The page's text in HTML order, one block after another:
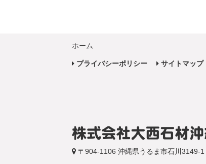
ホーム
プライバシーポリシー サイトマップ
〒904-1106 沖縄県うるま市石川3149-1